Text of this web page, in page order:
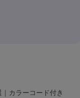
カラーコード付き